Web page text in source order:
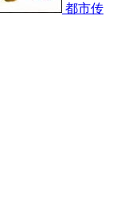
都市传